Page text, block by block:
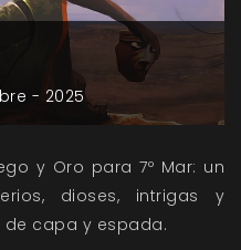
- 2025
y Oro para 7º Mar: un
dioses, intrigas y
de capa y espada.